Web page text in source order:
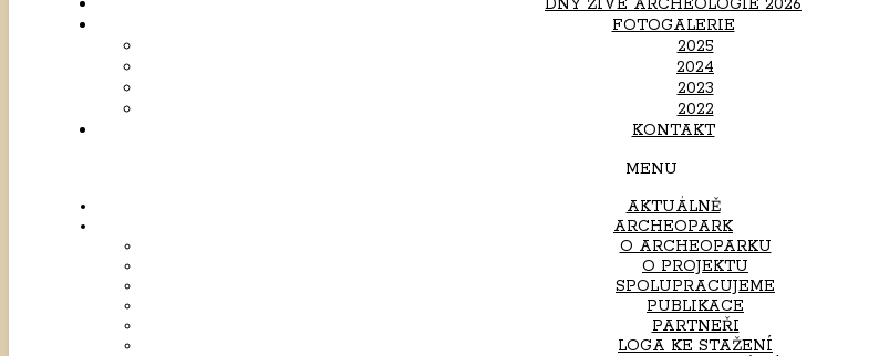
DNY ŽIVÉ ARCHEOLOGIE 2026
FOTOGALERIE
2025
2024
2023
2022
KONTAKT
MENU
AKTUÁLNĚ
ARCHEOPARK
O ARCHEOPARKU
O PROJEKTU
SPOLUPRACUJEME
PUBLIKACE
PARTNEŘI
LOGA KE STAŽENÍ